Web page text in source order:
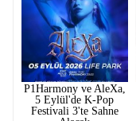
P1Harmony ve AleXa,
5 Eylül'de K-Pop
Festivali 3'te Sahne